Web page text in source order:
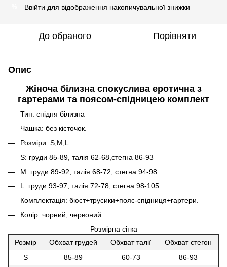
Ввійти для відображення накопичувальної знижки
До обраного Порівняти
Опис
Жіноча білизна спокуслива еротична з
гартерами та поясом-спідницею комплект
Тип: спідня білизна
Чашка: без кісточок.
Розміри: S,M,L.
S: груди 85-89, талія 62-68,стегна 86-93
М: груди 89-92, талія 68-72, стегна 94-98
L: груди 93-97, талія 72-78, стегна 98-105
Комплектація: бюст+трусики+пояс-спідниця+гартери.
Колір: чорний, червоний.
Розмірна сітка
Розмір
Обхват грудей Обхват талії
Обхват стегон
S
85-89 60-73
86-93